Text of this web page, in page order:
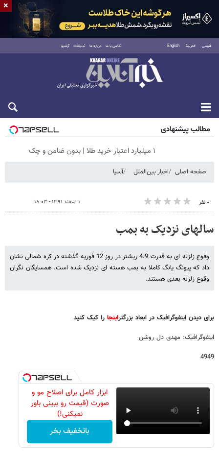
فارسی العربية English تماس با ما درباره ما تبلیغات آرشیو
شنبه ۱۷ مرداد ۱۴۰۵
مطالب پیشنهادی
۱ میلیارد اعتبار خرید طلا | بدون ضامن و چک
صفحه اصلی اخبار بین‌الملل آسیا
۰ نفر ۱ اسفند ۱۳۹۱ - ۱۸:۰۳
سالهای نزدیک به بمب
وقوع زلزله ای به قدرت 4.9 ریشتر در روز 12 فوریه گذشته در کره شمالی نشان
داد که پیونگ یانگ کاملا به بمب هسته ای نزدیک شده است. همسایگان نگران
وقوع زلزله بعدی هستند.
برای دیدن اینفوگرافیک در ابعاد بزرگتراینجا را کیک کنید
اینفوگرافیک: مهدی دل روشن
4949
ابزار کامل برای اصلاح مو و
صورت (قیمت رو ببینی باور
نمیکنی!)
باتخفیف بخر
×